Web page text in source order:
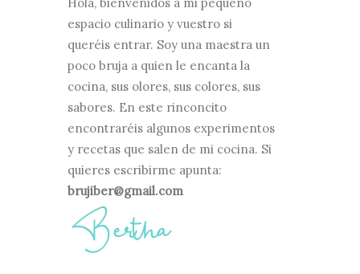
Hola, bienvenidos a mi pequeño
espacio culinario y vuestro si
queréis entrar. Soy una maestra un
poco bruja a quien le encanta la
cocina, sus olores, sus colores, sus
sabores. En este rinconcito
encontraréis algunos experimentos
y recetas que salen de mi cocina. Si
quieres escribirme apunta:
brujiber@gmail.com